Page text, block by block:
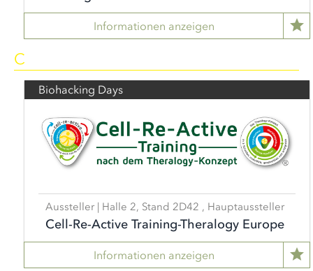
Informationen anzeigen
C
Biohacking Days
Aussteller | Halle 2, Stand 2D42 , Hauptaussteller
Cell-Re-Active Training-Theralogy Europe
Informationen anzeigen